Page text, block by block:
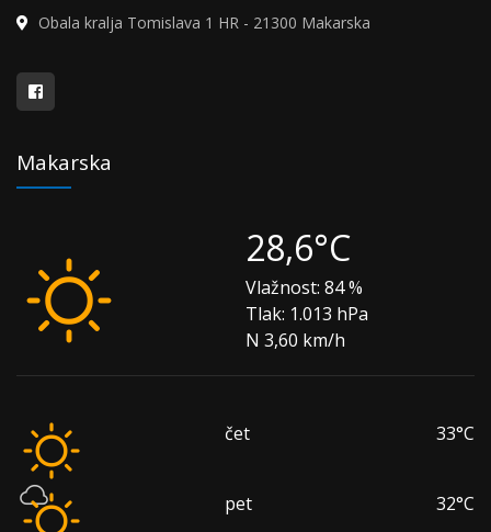
Obala kralja Tomislava 1 HR - 21300 Makarska
Makarska
28,6°C
Vlažnost: 84 %
Tlak: 1.013 hPa
N 3,60 km/h
čet 33°C
pet 32°C